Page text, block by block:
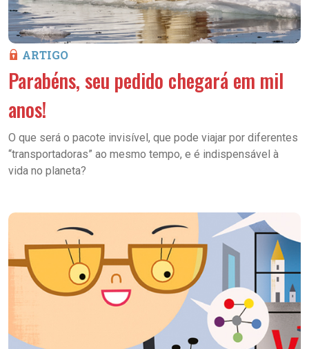
ARTIGO
Parabéns, seu pedido chegará em mil
anos!
O que será o pacote invisível, que pode viajar por diferentes
“transportadoras” ao mesmo tempo, e é indispensável à
vida no planeta?